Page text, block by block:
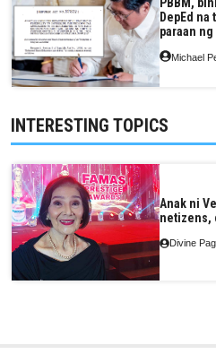
DepEd
paraan ng
Michael
INTERESTING TOPICS
Anak ni
netizens,
Divine